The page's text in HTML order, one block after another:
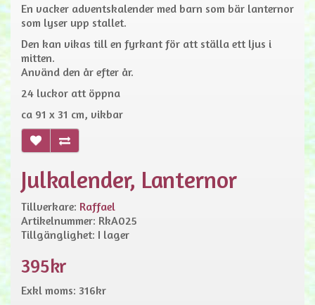
En vacker adventskalender med barn som bär lanternor
som lyser upp stallet.
Den kan vikas till en fyrkant för att ställa ett ljus i
mitten.
Använd den år efter år.
24 luckor att öppna
ca 91 x 31 cm, vikbar
Julkalender, Lanternor
Tillverkare: Raffael
Artikelnummer: RkA025
Tillgänglighet: I lager
395kr
Exkl moms: 316kr